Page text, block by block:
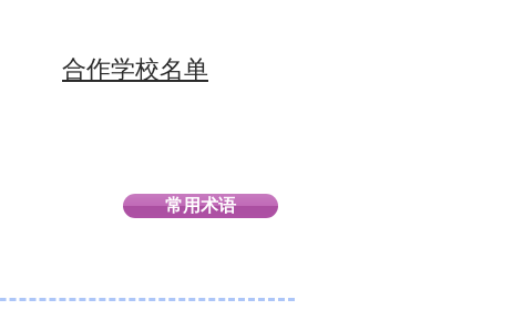
合作学校名单
常用术语